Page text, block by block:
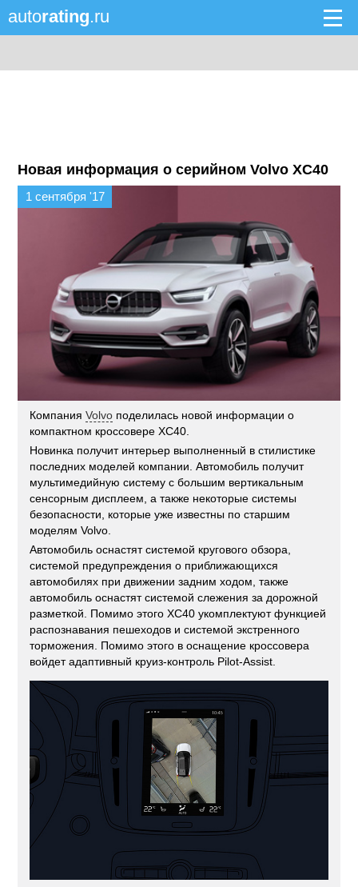
autorating.ru
Новая информация о серийном Volvo XC40
1 сентября '17
КомпанияVolvo поделилась новой информации о
компактном кроссовере XC40.
Новинка получит интерьер выполненный в стилистике
последних моделей компании. Автомобиль получит
мультимедийную систему с большим вертикальным
сенсорным дисплеем, а также некоторые системы
безопасности, которые уже известны по старшим
моделям Volvo.
Автомобиль оснастят системой кругового обзора,
системой предупреждения о приближающихся
автомобилях при движении задним ходом, также
автомобиль оснастят системой слежения за дорожной
разметкой. Помимо этого XC40 укомплектуют функцией
распознавания пешеходов и системой экстренного
торможения. Помимо этого в оснащение кроссовера
войдет адаптивный круиз-контроль Pilot-Assist.